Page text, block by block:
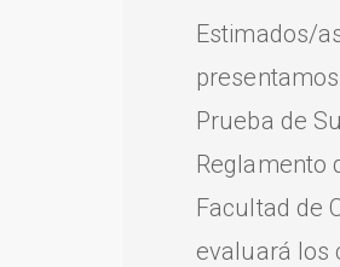
Estimados/
Prueba de
Reglamento
Facultad de
evaluará los